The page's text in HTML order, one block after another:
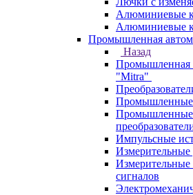
Алюминиевые
Алюминиевые
Промышленная
Назад
Промышленная
"Mitra"
Промышленные
Промышленные
Импульсные
Измерительные
Измерительные
сигналов